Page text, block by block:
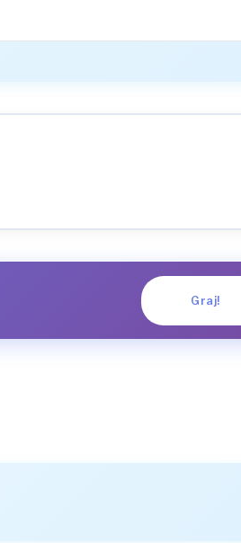
Graj!